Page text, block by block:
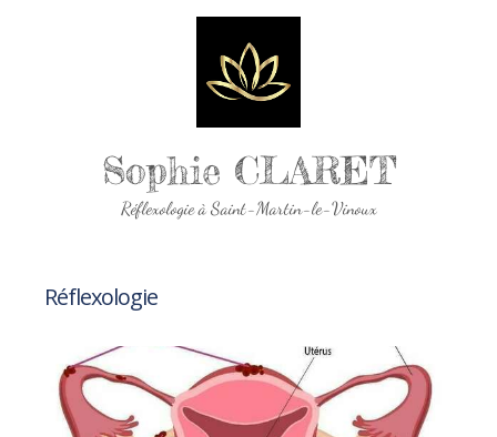
Sophie CLARET
Réflexologie à Saint-Martin-le-Vinoux
Réflexologie